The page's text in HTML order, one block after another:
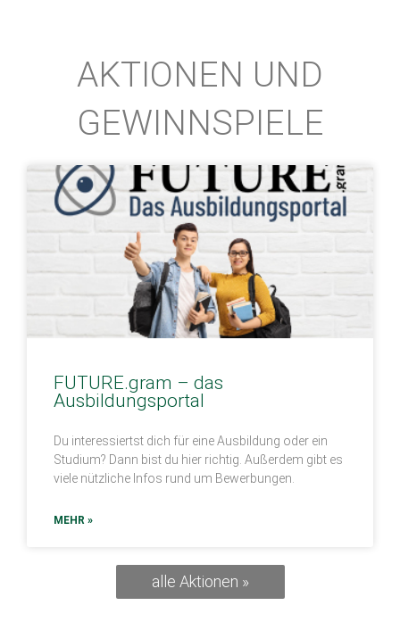
AKTIONEN UND
GEWINNSPIELE
FUTURE.gram – das
Ausbildungsportal
Du interessiertst dich für eine Ausbildung oder ein
Studium? Dann bist du hier richtig. Außerdem gibt es
viele nützliche Infos rund um Bewerbungen.
MEHR »
alle Aktionen »